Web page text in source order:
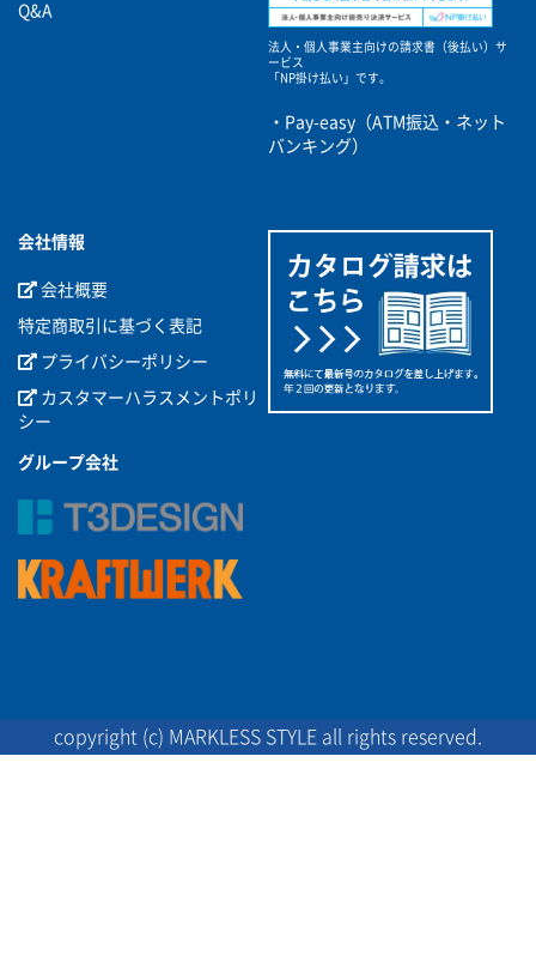
Q&A
法人・個人事業主向けの請求書（後払い）サ
ービス
「NP掛け払い」です。
・Pay-easy（ATM振込・ネット
バンキング）
会社情報
会社概要
特定商取引に基づく表記
プライバシーポリシー
カスタマーハラスメントポリ
シー
グループ会社
copyright (c) MARKLESS STYLE all rights reserved.